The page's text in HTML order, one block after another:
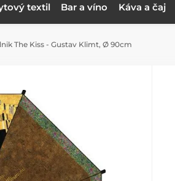
textil Bar a víno Káva a čaj
The Kiss - Gustav Klimt, Ø 90cm